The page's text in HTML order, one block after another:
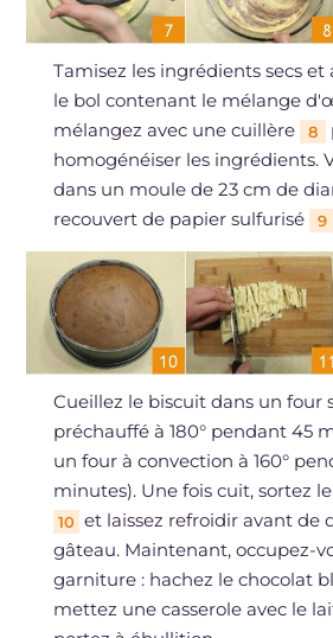
Tamisez les ingrédients secs et
le bol contenant le mélange
mélangez avec une cuillère
8
homogénéiser les ingrédients.
dans un moule de 23 cm de
recouvert de papier sulfurisé
9
Cueillez le biscuit dans un four
préchauffé à 180° pendant 45
un four à convection à 160°
minutes). Une fois cuit, sortez
10 et laissez refroidir avant de
gâteau. Maintenant, occupez-
garniture : hachez le chocolat
mettez une casserole avec le